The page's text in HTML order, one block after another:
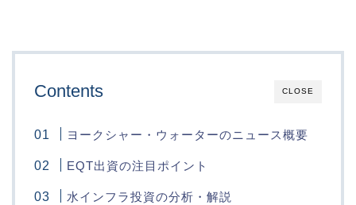
CLOSE
Contents
ヨークシャー・ウォーターのニュース概要
EQT出資の注目ポイント
水インフラ投資の分析・解説